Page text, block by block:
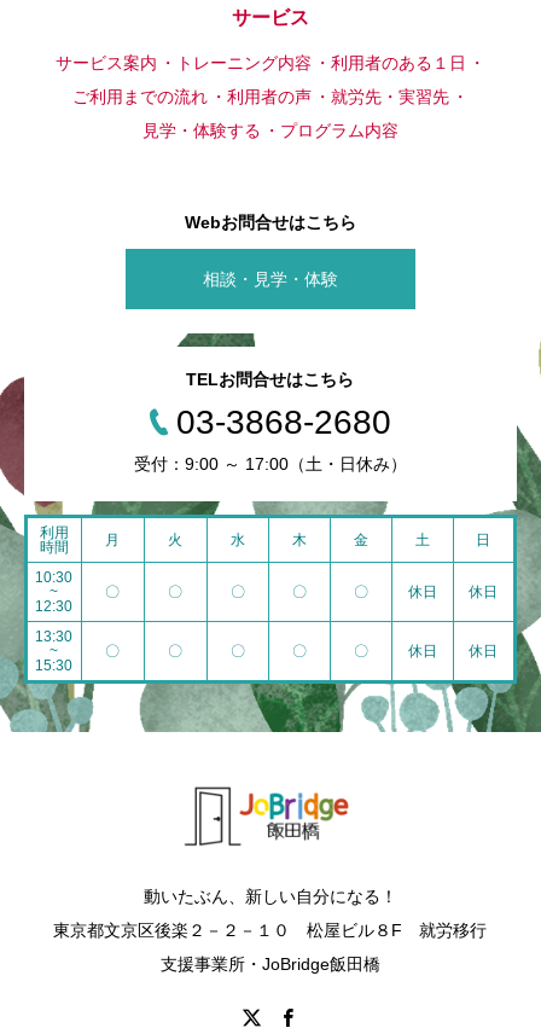
サービス
サービス案内 トレーニング内容
利用者のある１日
ご利用までの流れ
利用者の声
就労先・実習先
見学・体験する
プログラム内容
Webお問合せはこちら
相談・見学・体験
TELお問合せはこちら
03-3868-2680
受付：9:00 ～ 17:00（土・日休み）
利用
時間
月 火 水 木 金 土 日
10:30
~
12:30
〇 〇 〇 〇 〇 休日 休日
13:30
~
15:30
〇 〇 〇 〇 〇 休日 休日
動いたぶん、新しい自分になる！
東京都文京区後楽２－２－１０ 松屋ビル８F 就労移行
支援事業所・JoBridge飯田橋